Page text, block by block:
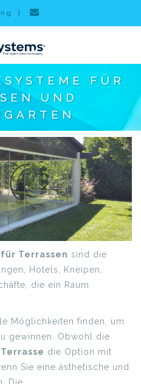
FÜR
UND
Terrassen sind die
Hotels, Kneipen,
die ein Raum
Möglichkeiten finden, um
gewinnen. Obwohl die
die Option mit
Sie eine ästhetische und